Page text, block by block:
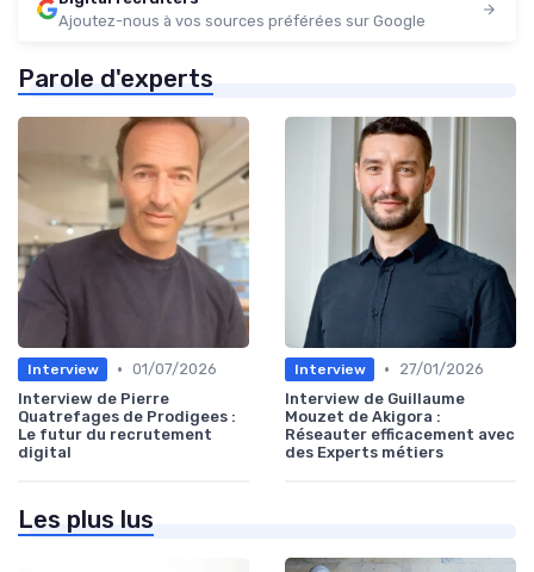
Ajoutez-nous à vos sources préférées sur Google
Parole d'experts
Interview • 01/07/2026
Interview de Pierre
Quatrefages de Prodigees :
Le futur du recrutement
digital
Interview •
27/01/2026
Interview de Guillaume
Mouzet de Akigora :
Réseauter efficacement avec
des Experts métiers
Les plus lus